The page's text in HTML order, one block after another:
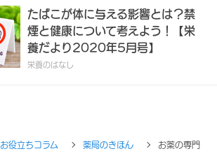
たばこが体に与える影響とは？禁
煙と健康について考えよう！【栄
養だより2020年5月号】
栄養のはなし
お役立ちコラム 薬局のきほん お薬の専門